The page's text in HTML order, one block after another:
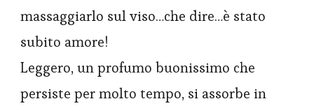
massaggiarlo sul viso…che dire…è stato
subito amore!
Leggero, un profumo buonissimo che
persiste per molto tempo, si assorbe in